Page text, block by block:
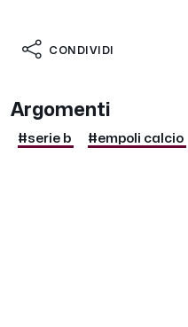
CONDIVIDI
Argomenti
#serie b #empoli calcio